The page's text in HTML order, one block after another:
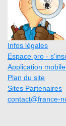
Infos légales
Espace pro -
Application
Plan du site
Sites Partenaires
contact@france-